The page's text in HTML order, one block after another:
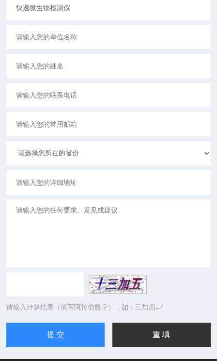
请输入计算结果（填写阿拉伯数字），如：三加四=7